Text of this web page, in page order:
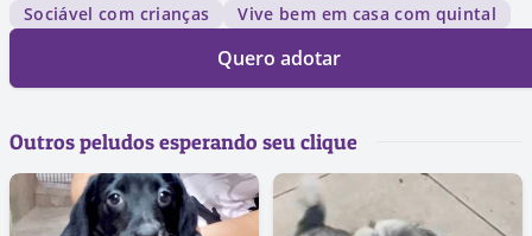
Sociável com crianças
Vive bem em casa com quintal
Quero adotar
Outros peludos esperando seu clique